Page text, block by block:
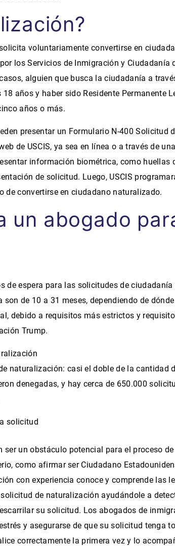
voluntariamente convertirse en
los Servicios de Inmigración y Ciudadanía
alguien que busca la ciudadanía a
años y haber sido Residente Permanente
años o más.
presentar un Formulario N-400 Solicitud
de USCIS, ya sea en línea o a través de
información biométrica, como huellas
de solicitud. Luego, USCIS
de convertirse en ciudadano naturalizado.
un abogado
de espera para las solicitudes de ciudadanía
de 10 a 31 meses, dependiendo de
debido a requisitos más estrictos y
Trump.
naturalización: casi el doble de la cantidad
denegadas, y hay cerca de 650.000
solicitud
ser un obstáculo potencial para el proceso de
como afirmar ser Ciudadano
con experiencia conoce y comprende las
de naturalización ayudándole a
su solicitud. Los abogados de
y asegurarse de que su solicitud tenga
correctamente la primera vez y lo